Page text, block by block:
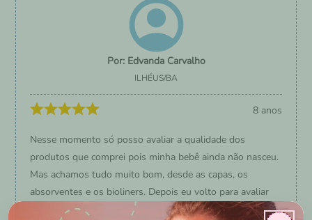
Edvanda Carvalho
ILHÉUS/BA
8 anos
Nesse momento só posso avaliar a qualidade dos
produtos que comprei pois minha bebê ainda não nasceu.
Mas achamos tudo muito bom, desde as capas, os
absorventes e os bioliners. Depois eu volto para avaliar
tudo com a minha bebê usando.